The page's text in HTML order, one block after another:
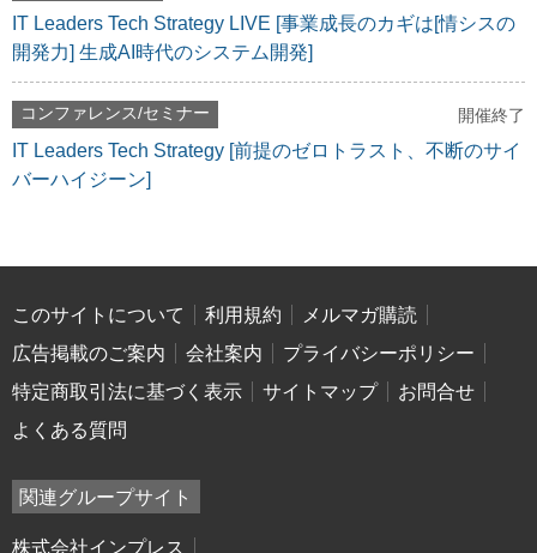
IT Leaders Tech Strategy LIVE [事業成長のカギは[情シスの
開発力] 生成AI時代のシステム開発]
コンファレンス/セミナー 開催終了
IT Leaders Tech Strategy [前提のゼロトラスト、不断のサイ
バーハイジーン]
このサイトについて 利用規約
メルマガ購読
広告掲載のご案内
会社案内
プライバシーポリシー
特定商取引法に基づく表示
サイトマップ
お問合せ
よくある質問
関連グループサイト
株式会社インプレス